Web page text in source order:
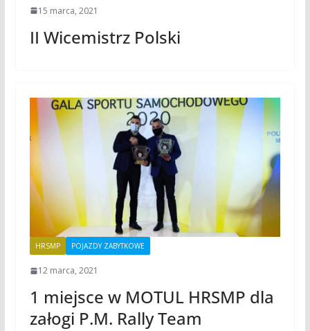
15 marca, 2021
II Wicemistrz Polski
HRSMP POJAZDY ZABYTKOWE
12 marca, 2021
1 miejsce w MOTUL HRSMP dla
załogi P.M. Rally Team